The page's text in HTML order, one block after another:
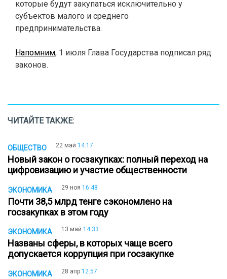
которые будут закупаться исключительно у
субъектов малого и среднего
предпринимательства.
Напомним, 1 июля Глава Государства подписал ряд
законов.
ЧИТАЙТЕ ТАКЖЕ:
ОБЩЕСТВО 22 май 14:17
Новый закон о госзакупках: полный переход на
цифровизацию и участие общественности
ЭКОНОМИКА 29 ноя 16:48
Почти 38,5 млрд тенге сэкономлено на
госзакупках в этом году
ЭКОНОМИКА 13 май 14:33
Названы сферы, в которых чаще всего
допускается коррупция при госзакупке
ЭКОНОМИКА 28 апр 12:57